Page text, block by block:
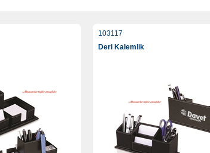
103117
Deri Kalemlik